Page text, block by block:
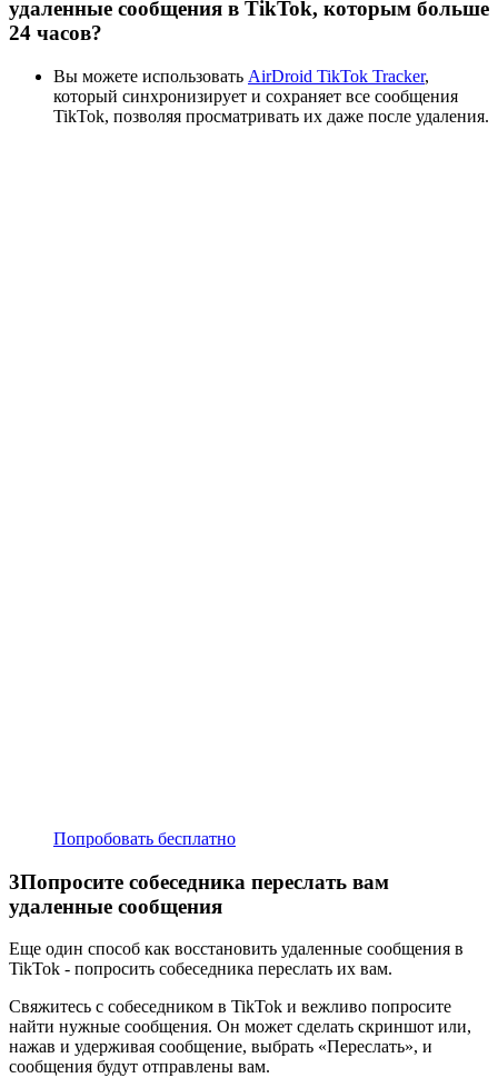
удаленные сообщения в TikTok, которым больше
24 часов?
Вы можете использовать AirDroid TikTok Tracker,
который синхронизирует и сохраняет все сообщения
TikTok, позволяя просматривать их даже после удаления.
Попробовать бесплатно
3Попросите собеседника переслать вам
удаленные сообщения
Еще один способ как восстановить удаленные сообщения в
TikTok - попросить собеседника переслать их вам.
Свяжитесь с собеседником в TikTok и вежливо попросите
найти нужные сообщения. Он может сделать скриншот или,
нажав и удерживая сообщение, выбрать «Переслать», и
сообщения будут отправлены вам.